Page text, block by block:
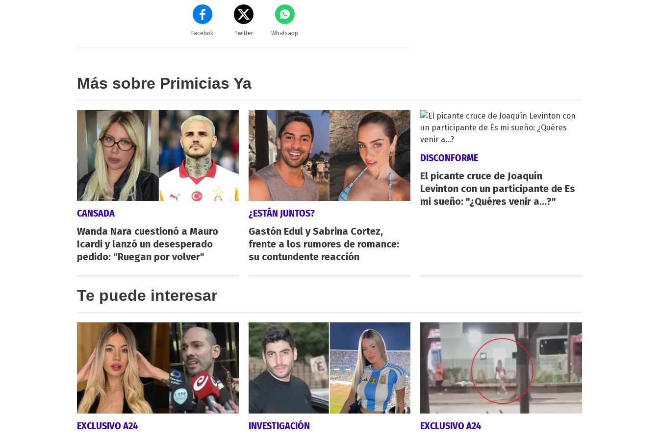
Facebok Twitter Whatsapp
Más sobre Primicias Ya
CANSADA
Wanda Nara cuestionó a Mauro
Icardi y lanzó un desesperado
pedido: "Ruegan por volver"
¿ESTÁN JUNTOS?
Gastón Edul y Sabrina Cortez,
frente a los rumores de romance:
su contundente reacción
DISCONFORME
El picante cruce de Joaquín
Levinton con un participante de Es
mi sueño: "¿Quéres venir a...?"
Te puede interesar
EXCLUSIVO A24
INVESTIGACIÓN
EXCLUSIVO A24